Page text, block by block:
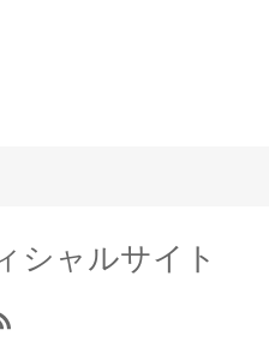
シャルサイト